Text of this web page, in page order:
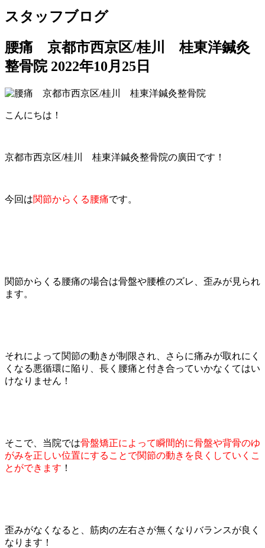
肩甲骨はがし
捻挫
自律神経失調症
頸椎症性神経根症
スタッフブログ
腰痛 京都市西京区/桂川 桂東洋鍼灸
整骨院 2022年10月25日
こんにちは！
京都市西京区/桂川 桂東洋鍼灸整骨院の廣田です！
今回は関節からくる腰痛です。
関節からくる腰痛の場合は骨盤や腰椎のズレ、歪みが見られ
ます。
それによって関節の動きが制限され、さらに痛みが取れにく
くなる悪循環に陥り、長く腰痛と付き合っていかなくてはい
けなりません！
そこで、当院では骨盤矯正によって瞬間的に骨盤や背骨のゆ
がみを正しい位置にすることで関節の動きを良くしていくこ
とができます ！
歪みがなくなると、筋肉の左右さが無くなりバランスが良く
なります！